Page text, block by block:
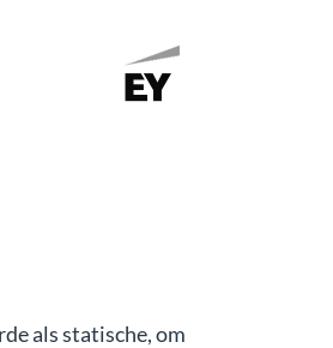
als statische, om